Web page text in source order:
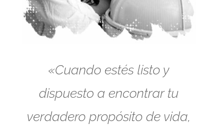
«Cuando estés listo y
dispuesto a encontrar tu
verdadero propósito de vida,